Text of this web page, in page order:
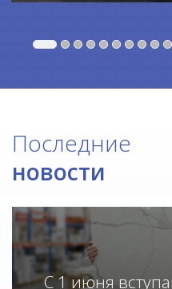
Последние
новости
С 1 июня